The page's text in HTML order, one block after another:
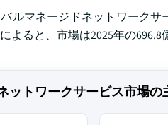
ルマネージドネットワークサ
よると、市場は2025年の696.8
ットワークサービス市場の